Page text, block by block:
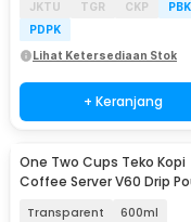
JKTU
TGR CKP
PDPK
Lihat Ketersediaan Stok
+ Keranjang
One Two Cups Teko Kopi
Coffee Server V60 Drip
Transparent 600ml